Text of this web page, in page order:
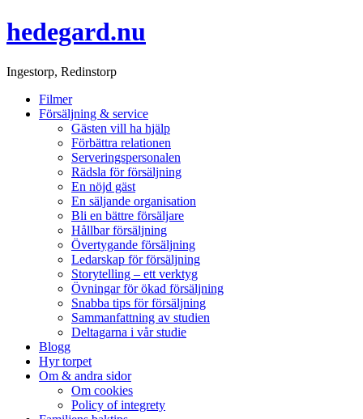
hedegard.nu
Ingestorp, Redinstorp
Filmer
Försäljning & service
Gästen vill ha hjälp
Förbättra relationen
Serveringspersonalen
Rädsla för försäljning
En nöjd gäst
En säljande organisation
Bli en bättre försäljare
Hållbar försäljning
Övertygande försäljning
Ledarskap för försäljning
Storytelling – ett verktyg
Övningar för ökad försäljning
Snabba tips för försäljning
Sammanfattning av studien
Deltagarna i vår studie
Blogg
Hyr torpet
Om & andra sidor
Om cookies
Policy of integrety